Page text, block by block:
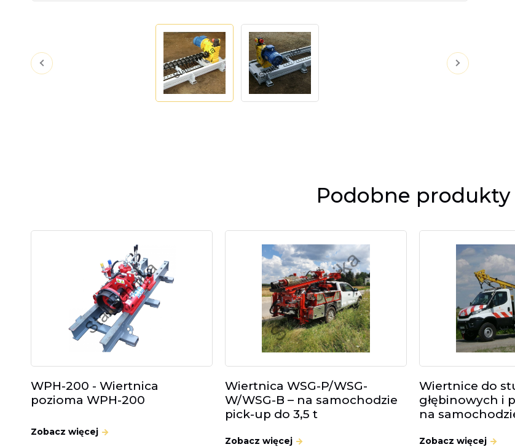
Podobne produkty
WPH-200 - Wiertnica
pozioma WPH-200
Zobacz więcej
Wiertnica WSG-P/WSG-
W/WSG-B – na samochodzie
pick-up do 3,5 t
Zobacz więcej
Wiertnice do
głębinowych i
na
Zobacz więcej